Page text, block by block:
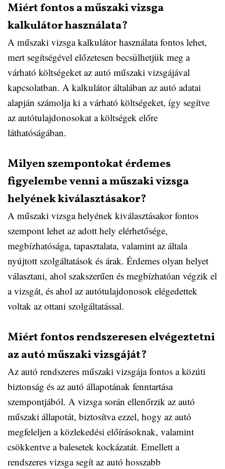
Miért fontos a műszaki vizsga
kalkulátor használata?
A műszaki vizsga kalkulátor használata fontos lehet,
mert segítségével előzetesen becsülhetjük meg a
várható költségeket az autó műszaki vizsgájával
kapcsolatban. A kalkulátor általában az autó adatai
alapján számolja ki a várható költségeket, így segítve
az autótulajdonosokat a költségek előre
láthatóságában.
Milyen szempontokat érdemes
figyelembe venni a műszaki vizsga
helyének kiválasztásakor?
A műszaki vizsga helyének kiválasztásakor fontos
szempont lehet az adott hely elérhetősége,
megbízhatósága, tapasztalata, valamint az általa
nyújtott szolgáltatások és árak. Érdemes olyan helyet
választani, ahol szakszerűen és megbízhatóan végzik el
a vizsgát, és ahol az autótulajdonosok elégedettek
voltak az ottani szolgáltatással.
Miért fontos rendszeresen elvégeztetni
az autó műszaki vizsgáját?
Az autó rendszeres műszaki vizsgája fontos a közúti
biztonság és az autó állapotának fenntartása
szempontjából. A vizsga során ellenőrzik az autó
műszaki állapotát, biztosítva ezzel, hogy az autó
megfeleljen a közlekedési előírásoknak, valamint
csökkentve a balesetek kockázatát. Emellett a
rendszeres vizsga segít az autó hosszabb